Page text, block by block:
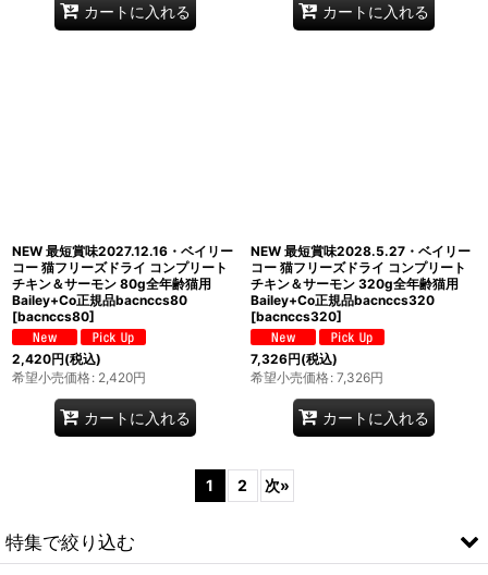
カートに入れる カートに入れる
NEW 最短賞味2027.12.16・ベイリー
コー 猫フリーズドライ コンプリート
チキン＆サーモン 80g全年齢猫用
Bailey+Co正規品bacnccs80
[bacnccs80]
2,420円(税込)
希望小売価格: 2,420円
カートに入れる
NEW 最短賞味2028.5.27・ベイリー
コー 猫フリーズドライ コンプリート
チキン＆サーモン 320g全年齢猫用
Bailey+Co正規品bacnccs320
[bacnccs320]
7,326円(税込)
希望小売価格: 7,326円
カートに入れる
1 2 次»
特集で絞り込む